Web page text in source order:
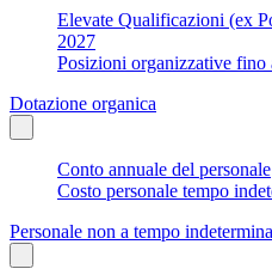
Elevate Qualificazioni (ex
2027
Posizioni organizzative fino
Dotazione organica
Conto annuale del personale
Costo personale tempo
Personale non a tempo